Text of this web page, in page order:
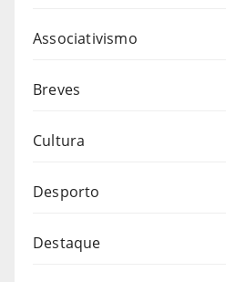
Associativismo
Breves
Cultura
Desporto
Destaque